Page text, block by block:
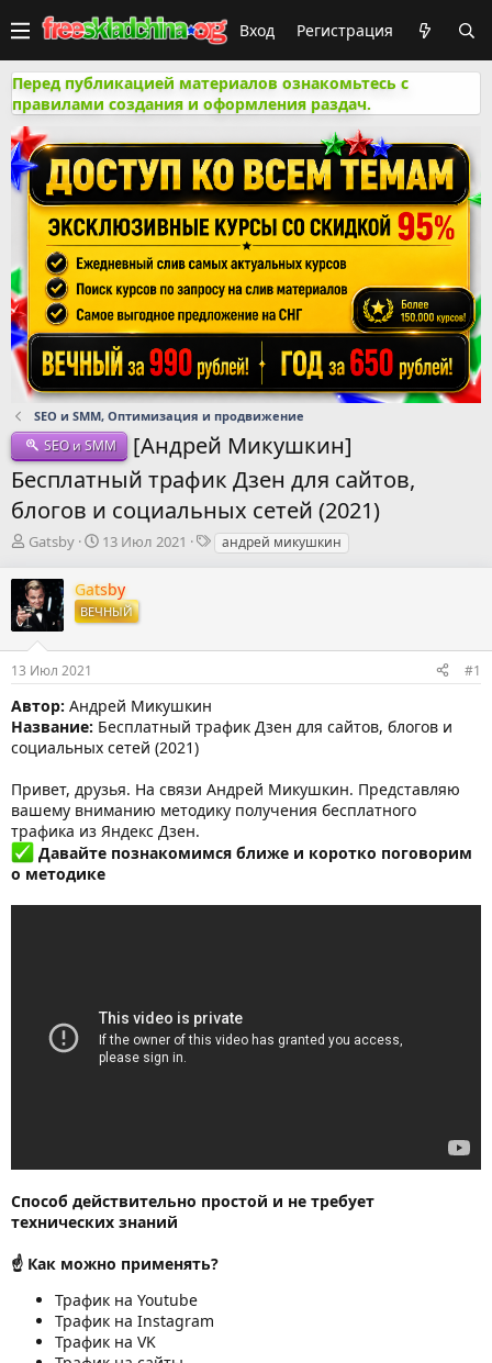
Вход Регистрация
Перед публикацией материалов ознакомьтесь с
правилами создания и оформления раздач.
SEO и SMM, Оптимизация и продвижение
SEO и SMM
[Андрей Микушкин]
Бесплатный трафик Дзен для сайтов,
блогов и социальных сетей (2021)
А
т
о
р
м
ы
Gatsby
Д
т
а
н
а
л
а
13 Июл 2021
Тандрей микушкин
Gatsby
ВЕЧНЫЙ
13 Июл 2021 #1
Автор: Андрей Микушкин
Название: Бесплатный трафик Дзен для сайтов, блогов и
социальных сетей (2021)
Привет, друзья. На связи Андрей Микушкин. Представляю
вашему вниманию методику получения бесплатного
трафика из Яндекс Дзен.
Давайте познакомимся ближе и коротко поговорим
о методике
Способ действительно простой и не требует
технических знаний
☝ Как можно применять?
Трафик на Youtube
Трафик на Instagram
Трафик на VK